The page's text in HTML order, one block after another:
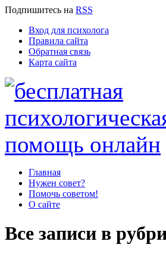
Подпишитесь на RSS
Вход для психолога
Правила сайта
Обратная связь
Карта сайта
Главная
Нужен совет?
Помочь советом!
О сайте
Все записи в